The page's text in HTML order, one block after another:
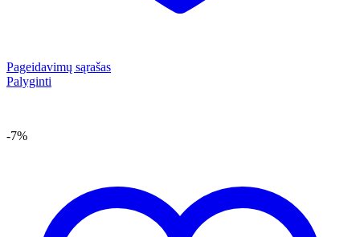
Pageidavimų sąrašas
Palyginti
-7%